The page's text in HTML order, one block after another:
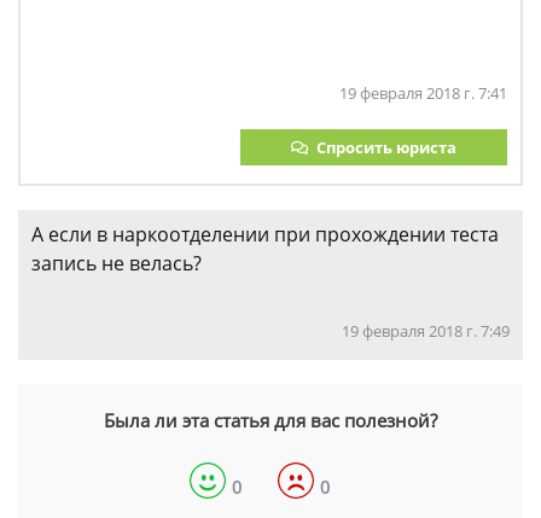
19 февраля 2018 г. 7:41
Спросить юриста
А если в наркоотделении при прохождении теста
запись не велась?
19 февраля 2018 г. 7:49
Была ли эта статья для вас полезной?
0 0